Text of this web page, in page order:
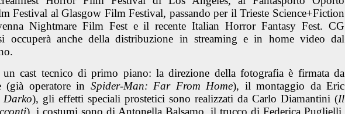
Festival al Glasgow Film Festival, passando per il Trieste Science+Fiction
Nightmare Film Fest e il recente Italian Horror Fantasy Fest. CG
occuperà anche della distribuzione in streaming e in home video dal
un cast tecnico di primo piano: la direzione della fotografia è firmata da
(già operatore in Spider-Man: Far From Home), il montaggio da Eric
Darko), gli effetti speciali prostetici sono realizzati da Carlo Diamantini (Il
), i costumi sono di Antonella Balsamo, il trucco di Federica Puglielli,